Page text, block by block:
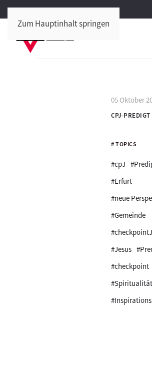
Zum Hauptinhalt springen
05 Oktober
CPJ-PREDIGT
# TOPICS
#cpJ
#Erfurt
#neue
#Gemeinde
#Jesus
#checkpoint
#Spiritualität